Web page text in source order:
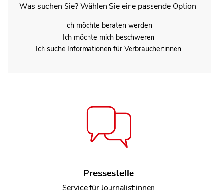
Was suchen Sie? Wählen Sie eine passende Option:
Ich möchte beraten werden
Ich möchte mich beschweren
Ich suche Informationen für Verbraucher:innen
Pressestelle
Service für Journalist:innen